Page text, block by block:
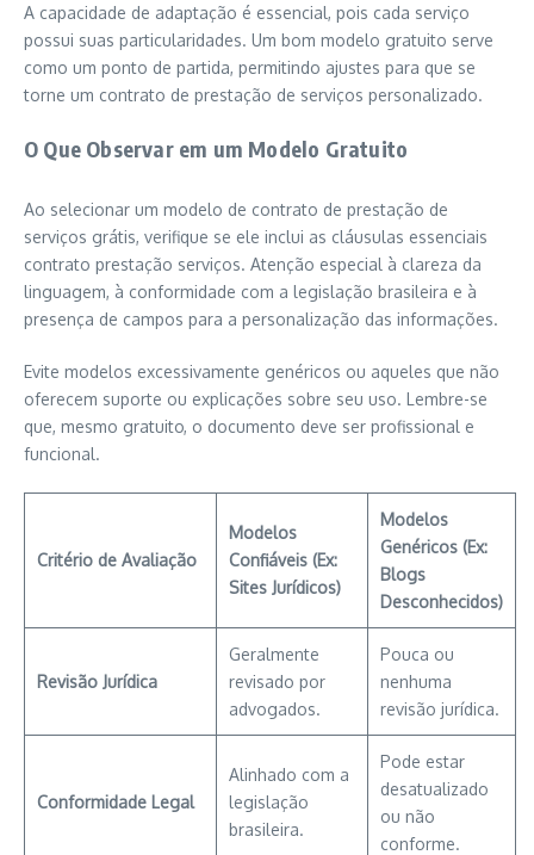
A capacidade de adaptação é essencial, pois cada serviço
possui suas particularidades. Um bom modelo gratuito serve
como um ponto de partida, permitindo ajustes para que se
torne um contrato de prestação de serviços personalizado.
O Que Observar em um Modelo Gratuito
Ao selecionar um modelo de contrato de prestação de
serviços grátis, verifique se ele inclui as cláusulas essenciais
contrato prestação serviços. Atenção especial à clareza da
linguagem, à conformidade com a legislação brasileira e à
presença de campos para a personalização das informações.
Evite modelos excessivamente genéricos ou aqueles que não
oferecem suporte ou explicações sobre seu uso. Lembre-se
que, mesmo gratuito, o documento deve ser profissional e
funcional.
Critério de Avaliação
Modelos
Confiáveis (Ex:
Sites Jurídicos)
Modelos
Genéricos (Ex:
Blogs
Desconhecidos)
Revisão Jurídica
Geralmente
revisado por
advogados.
Pouca ou
nenhuma
revisão jurídica.
Conformidade Legal
Alinhado com a
legislação
brasileira.
Pode estar
desatualizado
ou não
conforme.